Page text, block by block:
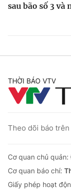
sau bão số 3 và
THỜI BÁO VTV
Theo dõi báo trên
Cơ quan chủ quản:
Cơ quan báo chí:
Giấy phép hoạt